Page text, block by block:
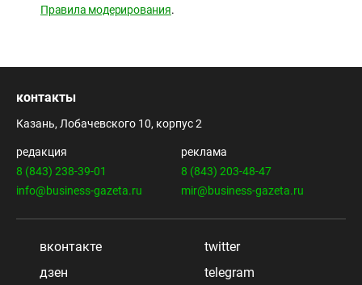
Правила модерирования.
контакты
Казань, Лобачевского 10, корпус 2
редакция
8 (843) 238-39-01
info@business-gazeta.ru
реклама
8 (843) 203-48-47
mir@business-gazeta.ru
вконтакте
twitter
дзен
telegram